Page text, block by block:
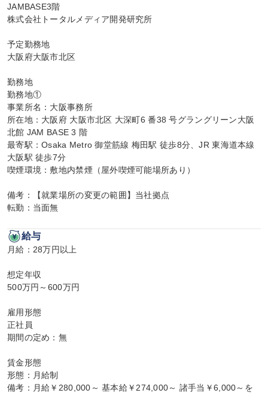
JAMBASE3階
株式会社トータルメディア開発研究所
予定勤務地
大阪府大阪市北区
勤務地
勤務地①
事業所名：大阪事務所
所在地：大阪府 大阪市北区 大深町6 番38 号グラングリーン大阪
北館 JAM BASE 3 階
最寄駅：Osaka Metro 御堂筋線 梅田駅 徒歩8分、JR 東海道本線
大阪駅 徒歩7分
喫煙環境：敷地内禁煙（屋外喫煙可能場所あり）
備考：【就業場所の変更の範囲】当社拠点
転勤：当面無
給与
月給：28万円以上
想定年収
500万円～600万円
雇用形態
正社員
期間の定め：無
賃金形態
形態：月給制
備考：月給￥280,000～ 基本給￥274,000～ 諸手当￥6,000～を